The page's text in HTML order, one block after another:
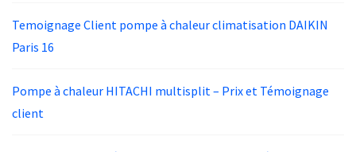
Temoignage Client pompe à chaleur climatisation DAIKIN
Paris 16
Pompe à chaleur HITACHI multisplit – Prix et Témoignage
client